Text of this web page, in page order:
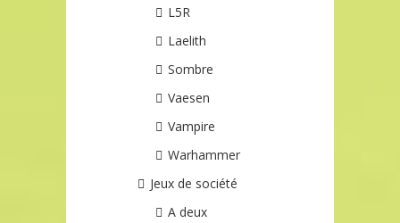
L5R
Laelith
Sombre
Vaesen
Vampire
Warhammer
Jeux de société
A deux